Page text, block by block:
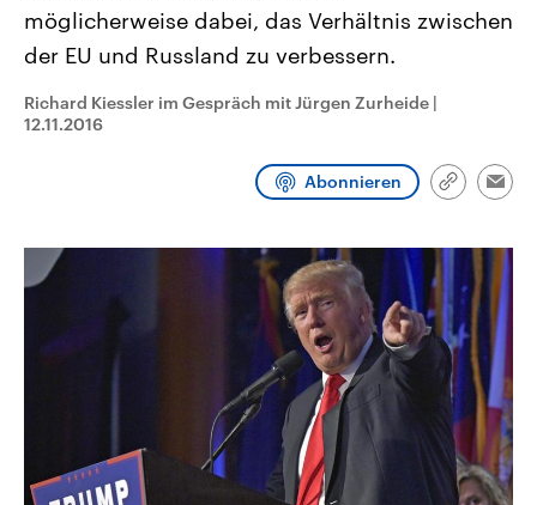
Umfragen, Prognosen,
Wahlprogramme, aktuelle Berichte
und Hintergründe zu den Parteien
Wahl.
Sendungen Programm Podcasts
Audio-Archiv
möglicherweise dabei, das Verhältnis zwischen
der EU und Russland zu verbessern.
Richard Kiessler im Gespräch mit Jürgen Zurheide |
12.11.2016
Abonnieren
Link